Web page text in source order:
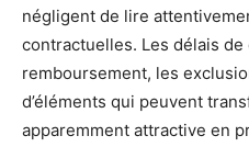
négligent de lire
contractuelles. Les délais
remboursement, les
d’éléments qui peuvent
apparemment attractive en